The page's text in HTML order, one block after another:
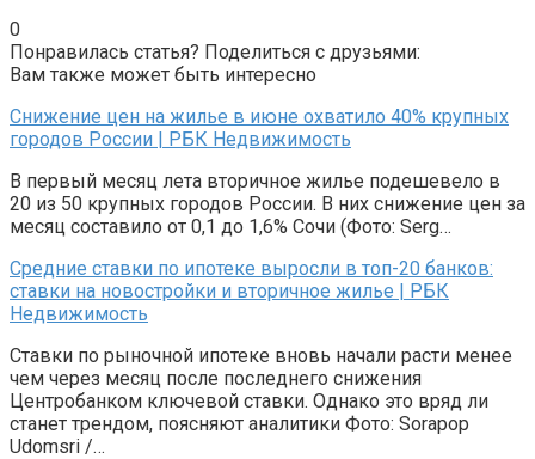
0
Понравилась статья? Поделиться с друзьями:
Вам также может быть интересно
Снижение цен на жилье в июне охватило 40% крупных
городов России | РБК Недвижимость
В первый месяц лета вторичное жилье подешевело в
20 из 50 крупных городов России. В них снижение цен за
месяц составило от 0,1 до 1,6% Сочи (Фото: Serg…
Средние ставки по ипотеке выросли в топ-20 банков:
ставки на новостройки и вторичное жилье | РБК
Недвижимость
Ставки по рыночной ипотеке вновь начали расти менее
чем через месяц после последнего снижения
Центробанком ключевой ставки. Однако это вряд ли
станет трендом, поясняют аналитики Фото: Sorapop
Udomsri /…